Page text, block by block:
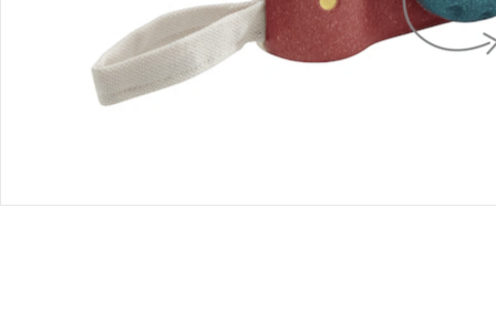
Retoure & Reklamation
Gutscheine & Aktionen